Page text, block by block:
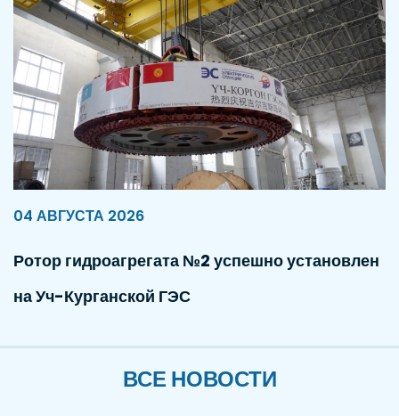
04 АВГУСТА 2026
Ротор гидроагрегата №2 успешно установлен
на Уч-Курганской ГЭС
ВСЕ НОВОСТИ